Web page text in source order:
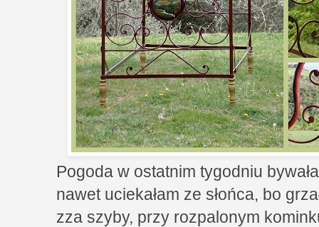
Pogoda w ostatnim tygodniu
nawet uciekałam ze słońca, bo
zza szyby, przy rozpalonym